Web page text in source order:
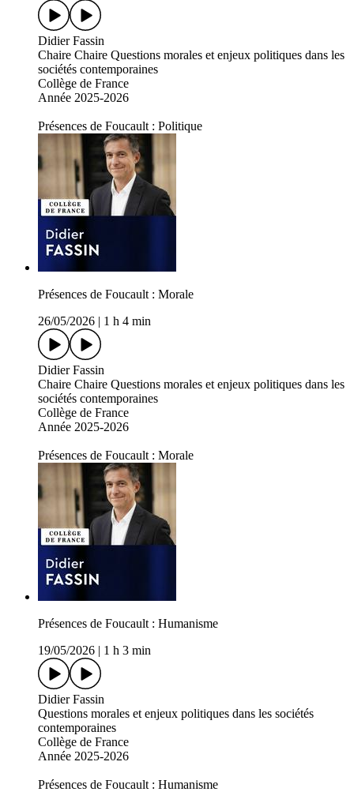
Didier Fassin
Chaire Chaire Questions morales et enjeux politiques dans les
sociétés contemporaines
Collège de France
Année 2025-2026
Présences de Foucault : Politique
Présences de Foucault : Morale
26/05/2026
1 h 4 min
Didier Fassin
Chaire Chaire Questions morales et enjeux politiques dans les
sociétés contemporaines
Collège de France
Année 2025-2026
Présences de Foucault : Morale
Présences de Foucault : Humanisme
19/05/2026
1 h 3 min
Didier Fassin
Questions morales et enjeux politiques dans les sociétés
contemporaines
Collège de France
Année 2025-2026
Présences de Foucault : Humanisme